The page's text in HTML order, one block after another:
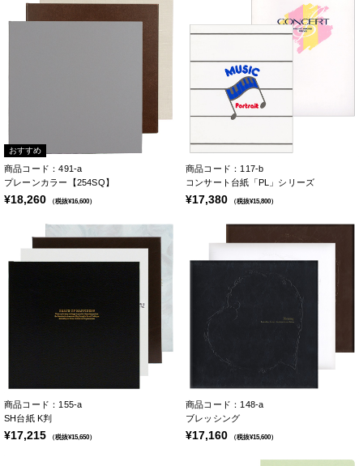
おすすめ
商品コード：491-a
プレーンカラー【254SQ】
¥18,260 （税抜¥16,600）
商品コード：117-b
コンサート台紙「PL」シリーズ
¥17,380 （税抜¥15,800）
商品コード：155-a
SH台紙 K判
¥17,215 （税抜¥15,650）
商品コード：148-a
ブレッシング
¥17,160 （税抜¥15,600）